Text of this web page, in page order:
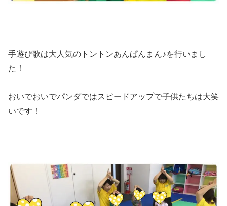
手遊び歌は大人気のトントンあんぱんまん♪を行いまし
た！
おいでおいでパンダではスピードアップで子供たちは大笑
いです！